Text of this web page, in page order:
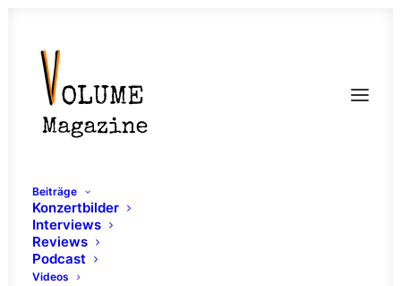
Beiträge
Konzertbilder
Interviews
Reviews
Podcast
Videos